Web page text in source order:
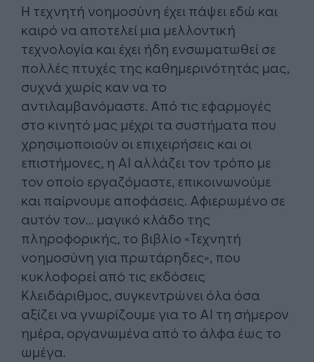
Η τεχνητή νοημοσύνη έχει πάψει εδώ και
καιρό να αποτελεί μια μελλοντική
τεχνολογία και έχει ήδη ενσωματωθεί σε
πολλές πτυχές της καθημερινότητάς μας,
συχνά χωρίς καν να το
αντιλαμβανόμαστε. Από τις εφαρμογές
στο κινητό μας μέχρι τα συστήματα που
χρησιμοποιούν οι επιχειρήσεις και οι
επιστήμονες, η AI αλλάζει τον τρόπο με
τον οποίο εργαζόμαστε, επικοινωνούμε
και παίρνουμε αποφάσεις. Αφιερωμένο σε
αυτόν τον... μαγικό κλάδο της
πληροφορικής, το βιβλίο «Τεχνητή
νοημοσύνη για πρωτάρηδες», που
κυκλοφορεί από τις εκδόσεις
Κλειδάριθμος, συγκεντρώνει όλα όσα
αξίζει να γνωρίζουμε για το AI τη σήμερον
ημέρα, οργανωμένα από το άλφα έως το
ωμέγα.